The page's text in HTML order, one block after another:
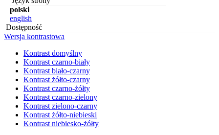
polski
english
Dostępność
Wersja kontrastowa
Kontrast domyślny
Kontrast czarno-biały
Kontrast biało-czarny
Kontrast żółto-czarny
Kontrast czarno-żółty
Kontrast czarno-zielony
Kontrast zielono-czarny
Kontrast żółto-niebieski
Kontrast niebiesko-żółty